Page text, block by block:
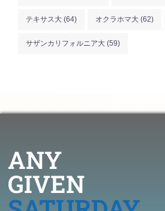
テキサス大 (64) オクラホマ大 (62)
サザンカリフォルニア大 (59)
ANY
GIVEN